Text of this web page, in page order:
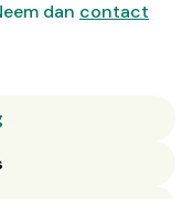
dan contact